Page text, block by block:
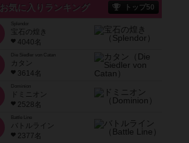
お気に入りランキング トップ50
宝石の煌き
4040名
Die Siedler von Catan
カタン
3614名
ドミニオン
2528名
Battle Line
バトルライン
2377名